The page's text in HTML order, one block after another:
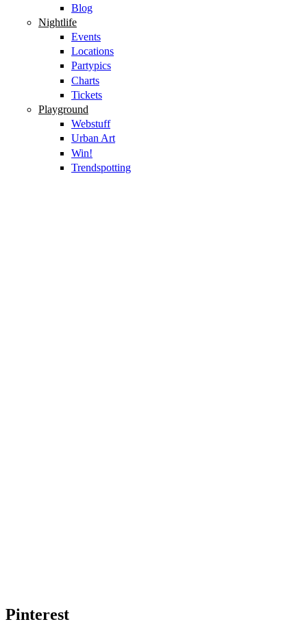
Blog
Nightlife
Events
Locations
Partypics
Charts
Tickets
Playground
Webstuff
Urban Art
Win!
Trendspotting
Pinterest